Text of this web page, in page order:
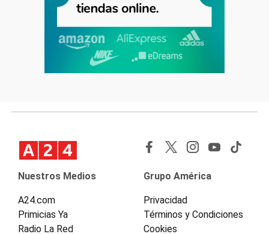
Nuestros Medios
A24.com
Primicias Ya
Radio La Red
Grupo América
Privacidad
Términos y Condiciones
Cookies